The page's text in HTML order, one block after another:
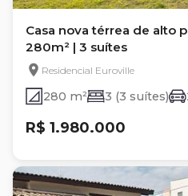
Casa nova térrea de alto
280m² | 3 suítes
Residencial Euroville
280 m² 3 (3 suítes)
R$ 1.980.000